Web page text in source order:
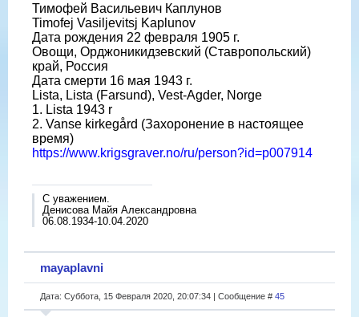
Тимофей Васильевич Каплунов
Timofej Vasiljevitsj Kaplunov
Дата рождения 22 февраля 1905 г.
Овощи, Орджоникидзевский (Ставропольский)
край, Россия
Дата смерти 16 мая 1943 г.
Lista, Lista (Farsund), Vest-Agder, Norge
1. Lista 1943 r
2. Vanse kirkegård (Захоронение в настоящее
время)
https://www.krigsgraver.no/ru/person?id=p007914
С уважением.
Денисова Майя Александровна
06.08.1934-10.04.2020
mayaplavni
Дата: Суббота, 15 Февраля 2020, 20:07:34 | Сообщение # 45